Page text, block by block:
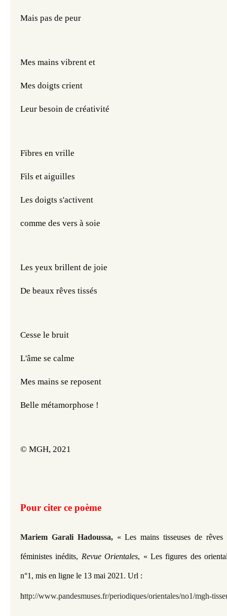
Mais pas de peur
Mes mains vibrent et
Mes doigts crient
Leur besoin de créativité
Fibres en vrille
Fils et aiguilles
Les doigts s'activent
comme des vers à soie
Les yeux brillent de joie
De beaux rêves tissés
Cesse le bruit
L'âme se calme
Mes mains se reposent
Belle métamorphose !
© MGH, 2021
Pour citer ce poème
Mariem Garali Hadoussa, « Les mains tisseuses de rêves
féministes inédits, Revue Orientales, « Les figures des
n°1 , mis en ligne le 13 mai 2021. Url :
http://www.pandesmuses.fr/periodiques/orientales/no1/mgh-